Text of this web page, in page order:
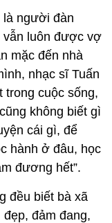
là người đàn
vẫn luôn được vợ
mặc đến nhà
nhạc sĩ Tuấn
trong cuộc sống,
không biết gì
cái gì, để
hành ở đâu, học
đương hết”.
đều biết bà xã
đảm đang,